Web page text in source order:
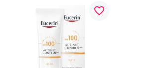
favorite_border